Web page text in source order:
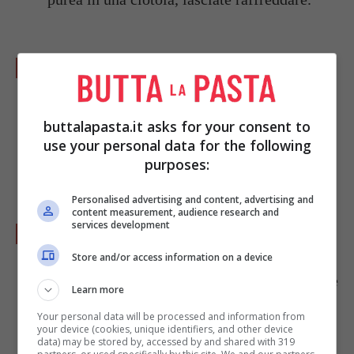
le estremità, asciugatele e grattugiatele con
tamponatele quindi unite il tutto nella
ciotola con le patate.
Aggiungete leuova
grattugiatoa scelta tra Parmigiano, Grana o
Pecorino, completate con un pizzico di
e
di
e ilbasilicospezzettato a mano.
buttalapasta.it asks for your consent to
use your personal data for the following
purposes:
Personalised advertising and content, advertising and
content measurement, audience research and
services development
Store and/or access information on a device
Learn more
Your personal data will be processed and information from
your device (cookies, unique identifiers, and other device
data) may be stored by, accessed by and shared with 319